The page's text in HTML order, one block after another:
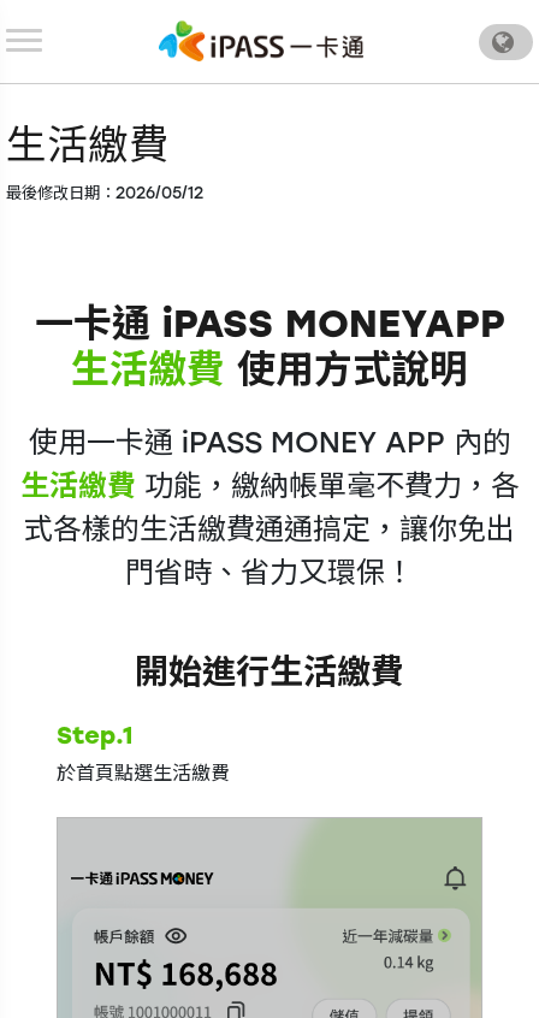
.
生活繳費
最後修改日期：2026/05/12
一卡通 iPASS MONEYAPP
生活繳費 使用方式說明
使用一卡通 iPASS MONEYAPP 內的
生活繳費 功能，繳納帳單毫不費力，各
式各樣的生活繳費通通搞定，讓你免出
門省時、省力又環保！
開始進行生活繳費
Step.2
開啟生活繳費頁面，並點選欲繳費之項目